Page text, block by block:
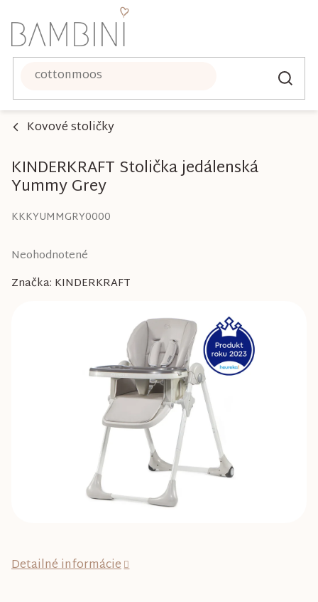
na
obsah
Kovové stoličky
KINDERKRAFT Stolička jedálenská
Yummy Grey
KKKYUMMGRY0000
Priemerné
produktu
Neohodnotené
Značka: KINDERKRAFT
Detailné informácie